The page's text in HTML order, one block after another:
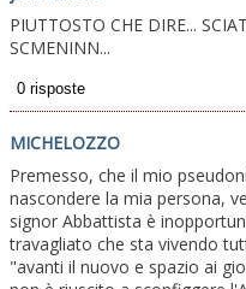
PIUTTOSTO CHE DIRE...
SCMENINN...
MICHELOZZO
Premesso, che il mio
nascondere la mia persona,
signor Abbattista è
travagliato che sta vivendo
"avanti il nuovo e spazio ai